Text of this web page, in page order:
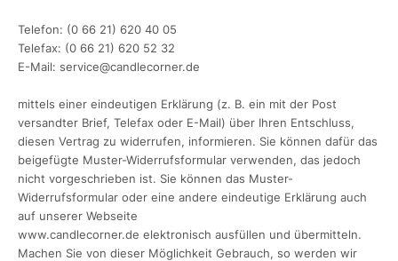
Telefon: (0 66 21) 620 40 05
Telefax: (0 66 21) 620 52 32
E-Mail: service@candlecorner.de
mittels einer eindeutigen Erklärung (z. B. ein mit der Post
versandter Brief, Telefax oder E-Mail) über Ihren Entschluss,
diesen Vertrag zu widerrufen, informieren. Sie können dafür das
beigefügte Muster-Widerrufsformular verwenden, das jedoch
nicht vorgeschrieben ist. Sie können das Muster-
Widerrufsformular oder eine andere eindeutige Erklärung auch
auf unserer Webseite
www.candlecorner.de elektronisch ausfüllen und übermitteln.
Machen Sie von dieser Möglichkeit Gebrauch, so werden wir